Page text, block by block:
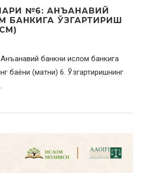
№6: АНЪАНАВИЙ
БАНКИГА ЎЗГАРТИРИШ
банкни ислом банкига
баёни (матни) 6. Ўзгартиришнинг